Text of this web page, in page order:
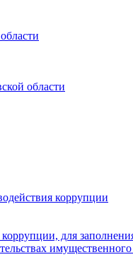
области
коррупции
для
имущественного